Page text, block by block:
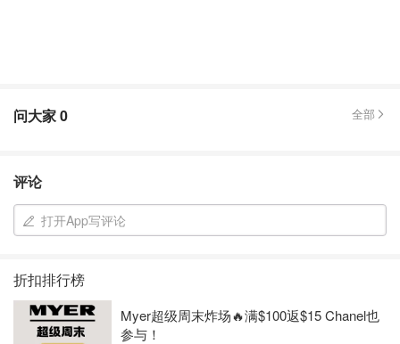
问大家0 全部
评论
打开App写评论
折扣排行榜
Myer超级周末炸场🔥满$100返$15 Chanel也
参与！